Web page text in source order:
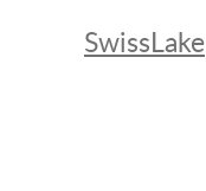
SwissLake